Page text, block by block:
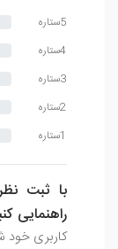
5ستاره
4ستاره
3ستاره
2ستاره
1ستاره
با ثبت
راهنمایی
کاربری خود